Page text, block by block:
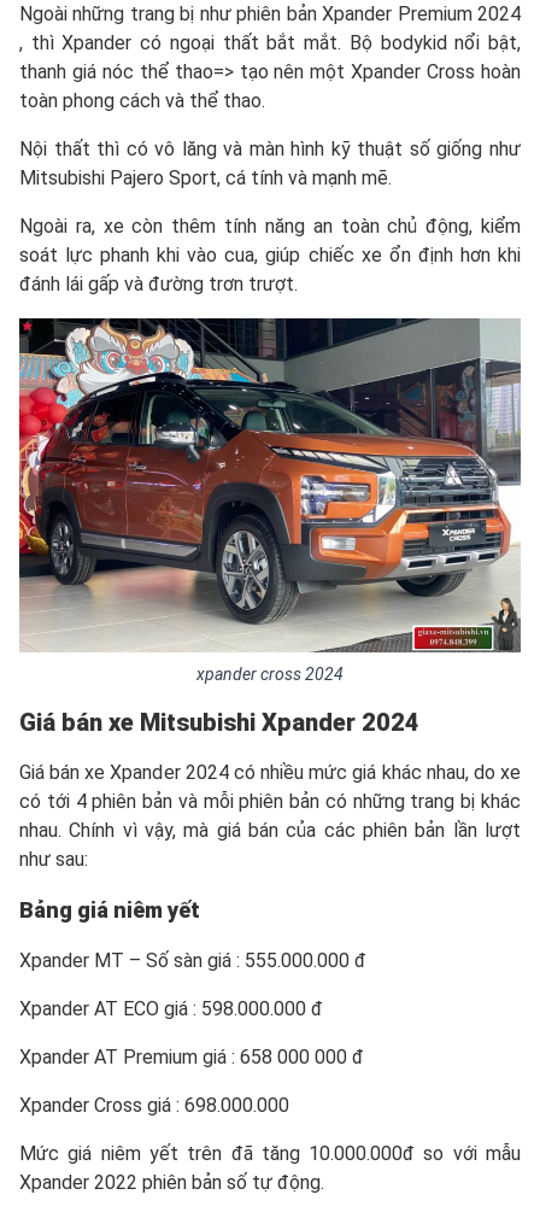
Ngoài những trang bị như phiên bản Xpander Premium 2024
, thì Xpander có ngoại thất bắt mắt. Bộ bodykid nổi bật,
thanh giá nóc thể thao=> tạo nên một Xpander Cross hoàn
toàn phong cách và thể thao.
Nội thất thì có vô lăng và màn hình kỹ thuật số giống như
Mitsubishi Pajero Sport, cá tính và mạnh mẽ.
Ngoài ra, xe còn thêm tính năng an toàn chủ động, kiểm
soát lực phanh khi vào cua, giúp chiếc xe ổn định hơn khi
đánh lái gấp và đường trơn trượt.
xpander cross 2024
Giá bán xe Mitsubishi Xpander 2024
Giá bán xe Xpander 2024 có nhiều mức giá khác nhau, do xe
có tới 4 phiên bản và mỗi phiên bản có những trang bị khác
nhau. Chính vì vậy, mà giá bán của các phiên bản lần lượt
như sau:
Bảng giá niêm yết
Xpander MT – Số sàn giá : 555.000.000 đ
Xpander AT ECO giá : 598.000.000 đ
Xpander AT Premium giá : 658 000 000 đ
Xpander Cross giá : 698.000.000
Mức giá niêm yết trên đã tăng 10.000.000đ so với mẫu
Xpander 2022 phiên bản số tự động.